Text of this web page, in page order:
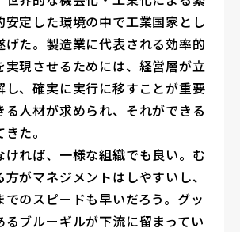
安定した環境の中で工業国家とし
げた。製造業に代表される効率的
実現させるためには、経営層が立
し、確実に実行に移すことが重要
る人材が求められ、それができる
た。
ければ、一様な組織でも良い。む
方がマネジメントはしやすいし、
でのスピードも早いだろう。グッ
るブルーギルが下流に留まってい